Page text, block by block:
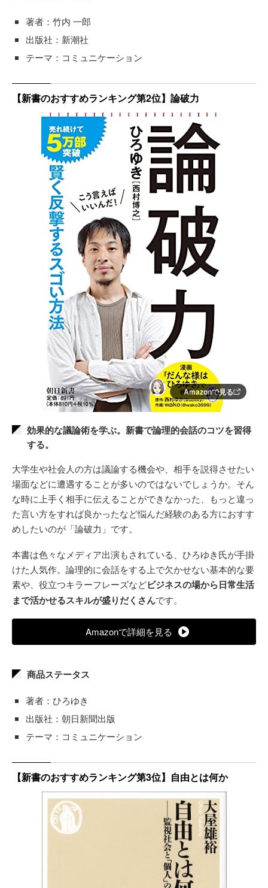
著者：竹内 一郎
出版社：新潮社
テーマ：コミュニケーション
【新書のおすすめランキング第2位】論破力
Amazonで見る
効果的な議論術を学ぶ。新書で論理的会話のコツを習得
する。
大学生や社会人の方は議論する機会や、相手を説得させたい
場面などに遭遇することが多いのではないでしょうか。そん
な時に上手く相手に伝えることができなかった、もっと違っ
た言い方をすれば良かったなど悩んだ経験のある方におすす
めしたいのが「論破力」です。
本書は色々なメディア出演もされている、ひろゆき氏が手掛
けた人気作。論理的に会話をする上で欠かせない基本的な要
素や、役立つキラーフレーズなどビジネスの場から日常生活
まで活かせるスキルが盛りだくさんです。
Amazonで詳細を見る
商品ステータス
著者：ひろゆき
出版社：朝日新聞出版
テーマ：コミュニケーション
【新書のおすすめランキング第3位】自由とは何か